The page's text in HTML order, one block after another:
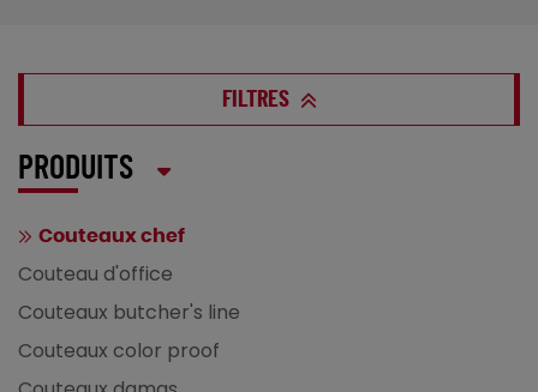
FILTRES
PRODUITS
Couteaux chef
Couteau d'office
Couteaux butcher's line
Couteaux color proof